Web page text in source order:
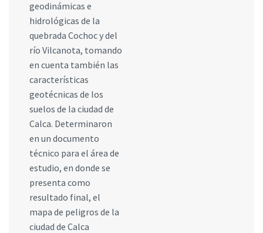
geodinámicas e
hidrológicas de la
quebrada Cochoc y del
río Vilcanota, tomando
en cuenta también las
características
geotécnicas de los
suelos de la ciudad de
Calca. Determinaron
en un documento
técnico para el área de
estudio, en donde se
presenta como
resultado final, el
mapa de peligros de la
ciudad de Calca